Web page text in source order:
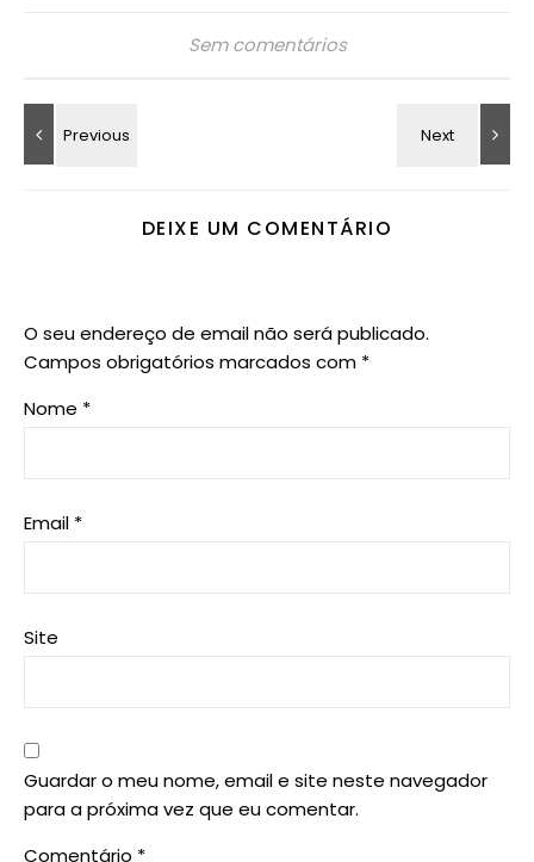
Sem comentários
DEIXE UM COMENTÁRIO
O seu endereço de email não será publicado.
Campos obrigatórios marcados com *
Nome *
Email *
Site
Guardar o meu nome, email e site neste navegador
para a próxima vez que eu comentar.
Comentário *